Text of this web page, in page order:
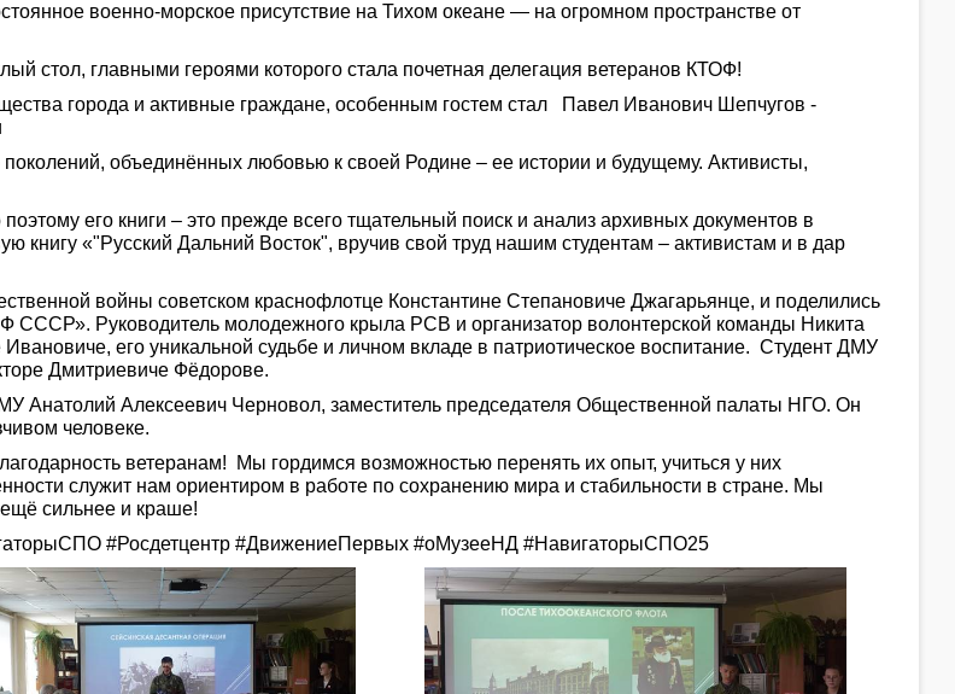
военно-морское присутствие на Тихом океане — на огромном пространстве от
стол, главными героями которого стала почетная делегация ветеранов КТОФ!
города и активные граждане, особенным гостем стал Павел Иванович Шепчугов -
объединённых любовью к своей Родине – ее истории и будущему. Активисты,
его книги – это прежде всего тщательный поиск и анализ архивных документов в
книгу «"Русский Дальний Восток", вручив свой труд нашим студентам – активистам и в дар
войны советском краснофлотце Константине Степановиче Джагарьянце, и поделились
СССР». Руководитель молодежного крыла РСВ и организатор волонтерской команды Никита
его уникальной судьбе и личном вкладе в патриотическое воспитание. Студент ДМУ
Дмитриевиче Фёдорове.
Анатолий Алексеевич Черновол, заместитель председателя Общественной палаты НГО. Он
человеке.
ветеранам! Мы гордимся возможностью перенять их опыт, учиться у них
служит нам ориентиром в работе по сохранению мира и стабильности в стране. Мы
сильнее и краше!
#Росдетцентр #ДвижениеПервых #оМузееНД #НавигаторыСПО25